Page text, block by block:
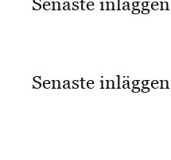
Senaste inläggen
Senaste inläggen